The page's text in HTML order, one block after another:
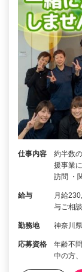
仕事内容
約半数
援事業
訪問
給与
月給
与ご相
勤務地 神奈川
応募資格
年齢不
中の方